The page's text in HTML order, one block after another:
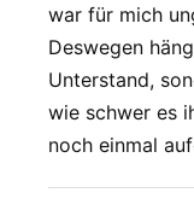
war für mich
Deswegen
Unterstand,
wie schwer es
noch einmal